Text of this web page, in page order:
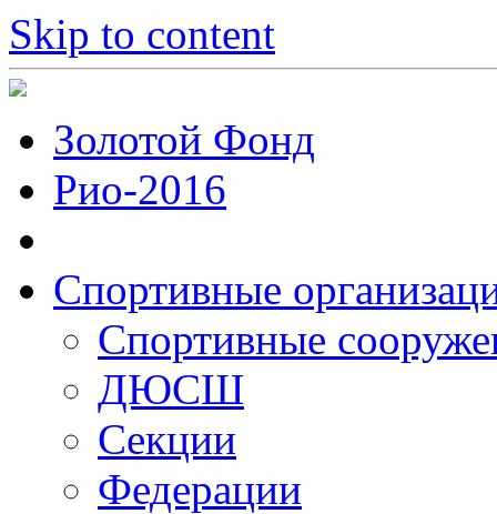
Skip to content
Золотой Фонд
Рио-2016
Спортивные
Cпортивные
ДЮСШ
Секции
Федерации